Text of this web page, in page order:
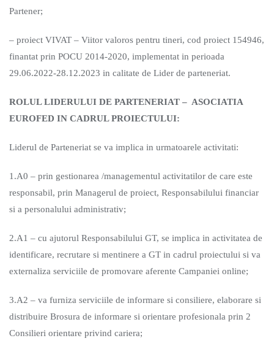
Partener;
– proiect VIVAT – Viitor valoros pentru tineri, cod proiect 154946,
finantat prin POCU 2014-2020, implementat in perioada
29.06.2022-28.12.2023 in calitate de Lider de parteneriat.
ROLUL LIDERULUI DE PARTENERIAT – ASOCIATIA
EUROFED IN CADRUL PROIECTULUI:
Liderul de Parteneriat se va implica in urmatoarele activitati:
1.A0 – prin gestionarea /managementul activitatilor de care este
responsabil, prin Managerul de proiect, Responsabilului financiar
si a personalului administrativ;
2.A1 – cu ajutorul Responsabilului GT, se implica in activitatea de
identificare, recrutare si mentinere a GT in cadrul proiectului si va
externaliza serviciile de promovare aferente Campaniei online;
3.A2 – va furniza serviciile de informare si consiliere, elaborare si
distribuire Brosura de informare si orientare profesionala prin 2
Consilieri orientare privind cariera;